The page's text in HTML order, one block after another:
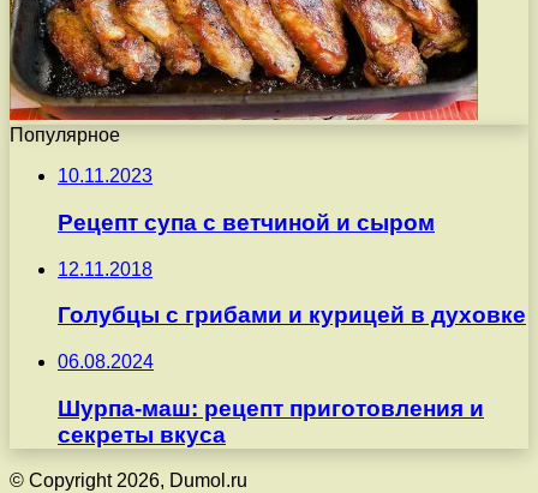
Популярное
10.11.2023
Рецепт супа с ветчиной и сыром
12.11.2018
Голубцы с грибами и курицей в духовке
06.08.2024
Шурпа-маш: рецепт приготовления и
секреты вкуса
© Copyright 2026, Dumol.ru